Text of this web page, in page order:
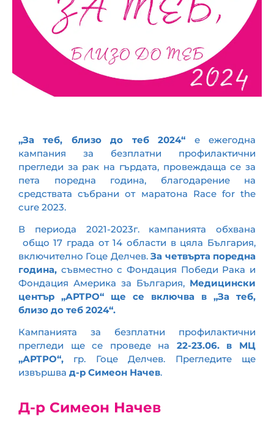
„За теб, близо до теб 2024“ е ежегодна
кампания за безплатни профилактични
прегледи за рак на гърдата, провеждаща се за
пета поредна година, благодарение на
средствата събрани от маратона Race for the
cure 2023.
В периода 2021-2023г. кампанията обхвана
общо 17 града от 14 области в цяла България,
включително Гоце Делчев.За четвърта поредна
година, съвместно с Фондация Победи Рака и
Фондация Америка за България, Медицински
център „АРТРО“ ще се включва в „За теб,
близо до теб 2024“.
Кампанията за безплатни профилактични
прегледи ще се проведе на 22-23.06. в МЦ
„АРТРО“, гр. Гоце Делчев. Прегледите ще
извършва д-р Симеон Начев.
Д-р Симеон Начев